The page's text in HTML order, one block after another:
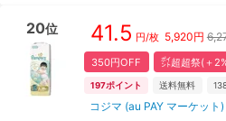
20位 41.5 円/枚 5,920円
350円OFF ㌽超超祭(＋
197ポイント 送料無料
コジマ (au PAY マーケット)